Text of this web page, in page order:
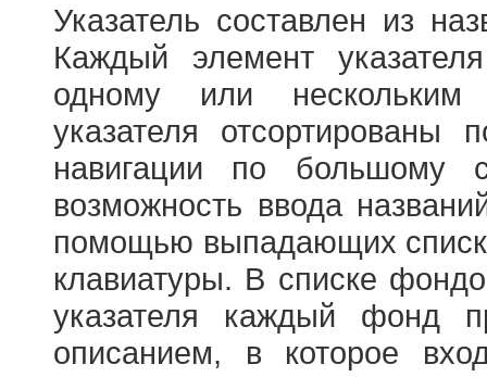
Указатель составлен из
Каждый элемент
одному или
указателя отсортированы
навигации по большому
возможность ввода
помощью выпадающих
клавиатуры. В списке
указателя каждый фонд
описанием, в которое